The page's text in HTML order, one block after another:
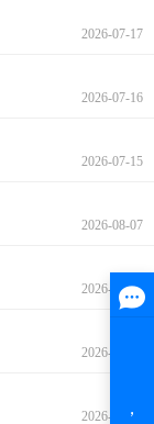
2026-07-17
2026-07-16
2026-07-15
2026-08-07
2026-08-07
2026-08-07
2026-08-07